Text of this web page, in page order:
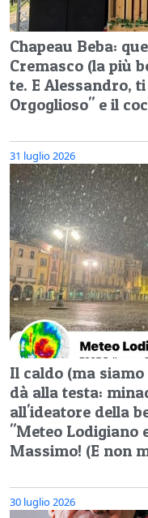
Chapeau Beba:
Cremasco (la più
te. E Alessandro,
Orgoglioso" e il
31 luglio 2026
Il caldo (ma
dà alla testa:
all'ideatore della
"Meteo Lodigiano
Massimo! (E non
30 luglio 2026